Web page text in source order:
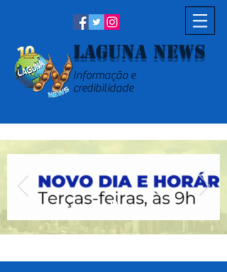
Laguna News
Informação e
credibilidade